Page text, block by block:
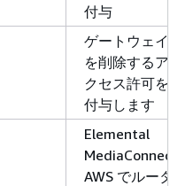
付与
ゲートウェイ
を削除するア
クセス許可を
付与します
Elemental
MediaConnect
AWS でルータ